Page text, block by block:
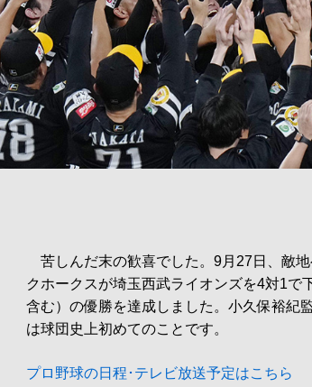
苦しんだ末の歓喜でした。9月27日、敵
クホークスが埼玉西武ライオンズを4対1で
含む）の優勝を達成しました。小久保裕紀
は球団史上初めてのことです。
プロ野球の日程･テレビ放送予定はこちら